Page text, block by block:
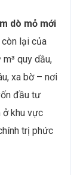
dò mỏ mới
còn lại của
quy dầu,
xa bờ – nơi
đầu tư
ở khu vực
trị phức